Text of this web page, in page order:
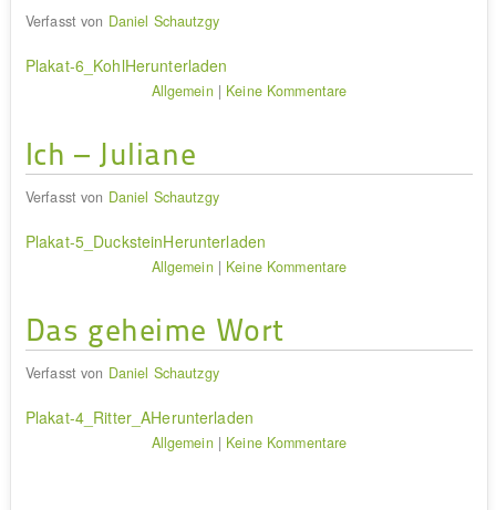
Verfasst von Daniel Schautzgy
Plakat-6_KohlHerunterladen
Allgemein| Keine Kommentare
Ich – Juliane
Verfasst von Daniel Schautzgy
Plakat-5_DucksteinHerunterladen
Allgemein| Keine Kommentare
Das geheime Wort
Verfasst von Daniel Schautzgy
Plakat-4_Ritter_AHerunterladen
Allgemein| Keine Kommentare